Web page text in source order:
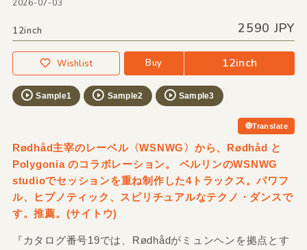
2026-07-03
12inch 2590 JPY
Wishlist Buy 12inch
Sample1 Sample2 Sample3
Translate
Rødhåd主宰のレーベル〈WSNWG〉から、Rødhåd と
Polygonia のコラボレーション。 ベルリンのWSNWG
studioでセッションを重ね制作した4トラックス。パワフ
ル、ヒプノティック、スピリチュアルなテクノ・ダンスで
す。推薦。(サイトウ)
『カタログ番号19では、Rødhådがミュンヘンを拠点とす